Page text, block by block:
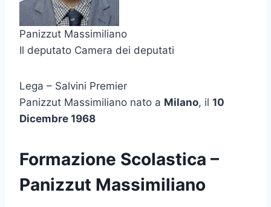
Panizzut Massimiliano
Il deputato Camera dei deputati
Lega – Salvini Premier
Panizzut Massimiliano nato a Milano, il 10
Dicembre 1968
Formazione Scolastica –
Panizzut Massimiliano